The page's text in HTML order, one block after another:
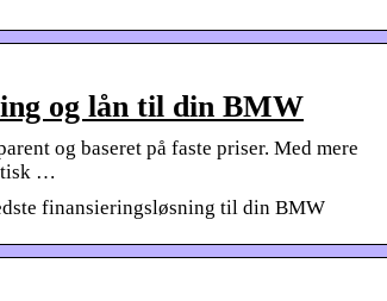
og lån til din BMW
og baseret på faste priser. Med mere
…
finansieringsløsning til din BMW